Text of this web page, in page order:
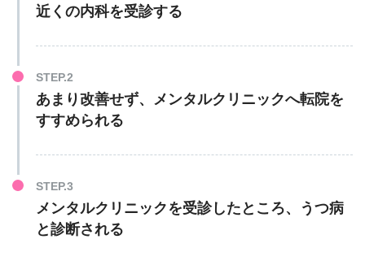
近くの内科を受診する
あまり改善せず、メンタルクリニックへ転院を
すすめられる
メンタルクリニックを受診したところ、うつ病
と診断される